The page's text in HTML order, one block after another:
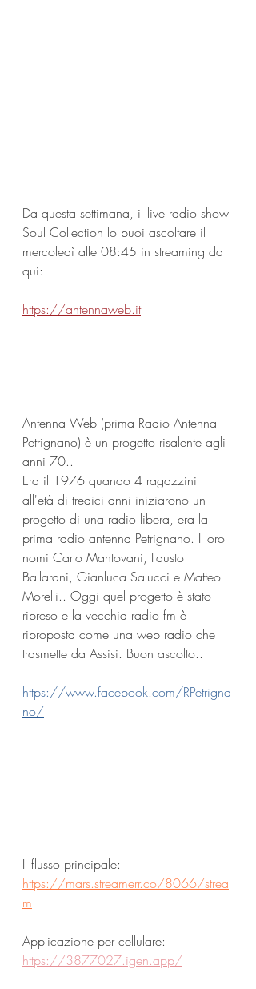
Da questa settimana, il live radio show
Soul Collection lo puoi ascoltare il
mercoledì alle 08:45 in streaming da
qui:
https://antennaweb.it
Antenna Web (prima Radio Antenna
Petrignano) è un progetto risalente agli
anni 70..
Era il 1976 quando 4 ragazzini
all'età di tredici anni iniziarono un
progetto di una radio libera, era la
prima radio antenna Petrignano. I loro
nomi Carlo Mantovani, Fausto
Ballarani, Gianluca Salucci e Matteo
Morelli.. Oggi quel progetto è stato
ripreso e la vecchia radio fm è
riproposta come una web radio che
trasmette da Assisi. Buon ascolto..
https://www.facebook.com/RPetrigna
no/
Il flusso principale:
https://mars.streamerr.co/8066/strea
m
Applicazione per cellulare:
https://3877027.igen.app/